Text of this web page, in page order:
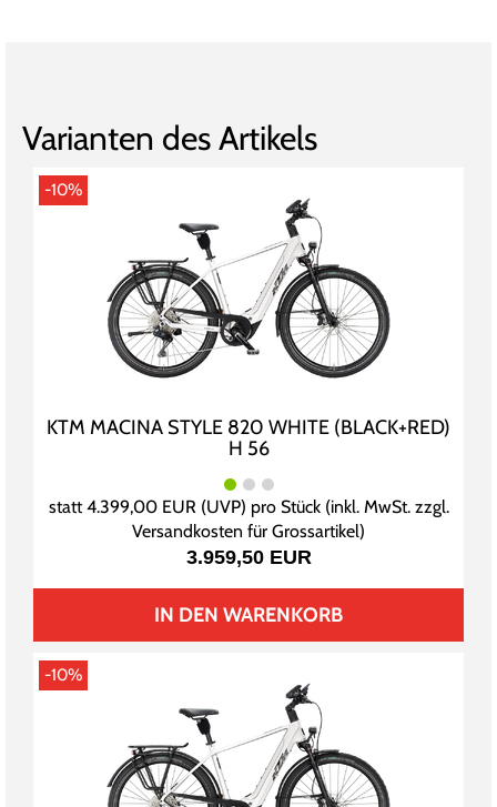
Varianten des Artikels
-10%
KTM MACINA STYLE 820 WHITE (BLACK+RED)
H 56
statt4.399,00 EUR(UVP) pro Stück (inkl. MwSt. zzgl.
Versandkosten für Grossartikel)
3.959,50 EUR
IN DEN WARENKORB
-10%